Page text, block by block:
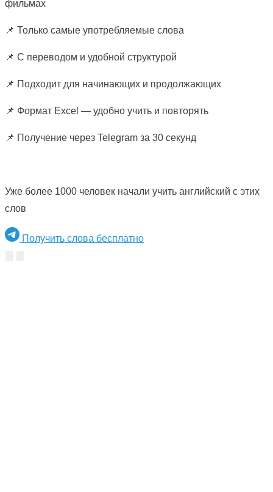
фильмах
📌 Только самые употребляемые слова
📌 С переводом и удобной структурой
📌 Подходит для начинающих и продолжающих
📌 Формат Excel — удобно учить и повторять
📌 Получение через Telegram за 30 секунд
Уже более 1000 человек начали учить английский с этих
слов
Получить слова бесплатно